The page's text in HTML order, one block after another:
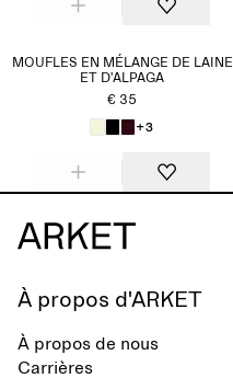
MOUFLES EN MÉLANGE DE LAINE
ET D'ALPAGA
€ 35
+3
À propos d'ARKET
À propos de nous
Carrières